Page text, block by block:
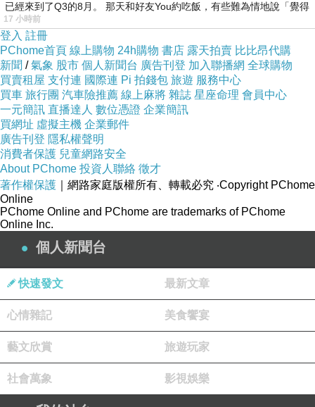
已經來到了Q3的8月。 那天和好友You約吃飯，有些難為情地說「覺得
17 小時前
登入 註冊
PChome首頁 線上購物 24h購物 書店 露天拍賣 比比昂代購
新聞 /氣象 股市 個人新聞台 廣告刊登 加入聯播網 全球購物
買賣租屋 支付連 國際連 Pi 拍錢包 旅遊 服務中心
買車 旅行團 汽車險推薦 線上麻將 雜誌 星座命理 會員中心
一元簡訊 直播達人 數位憑證 企業簡訊
買網址 虛擬主機 企業郵件
廣告刊登 隱私權聲明
消費者保護 兒童網路安全
About PChome 投資人聯絡 徵才
著作權保護 ｜網路家庭版權所有、轉載必究 ‧Copyright PChome
Online
PChome Online and PChome are trademarks of PChome
Online Inc.
個人新聞台
快速發文 最新文章
心情雜記 美食饗宴
藝文欣賞 旅遊玩家
社會萬象 影視娛樂